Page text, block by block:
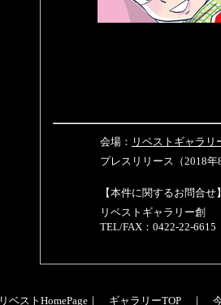
会場： リベストギャラリ
プレスリリース（2018年8
【本件に関するお問合せ】
リベストギャラリー創
TEL/FAX：0422-22-
リベストHomePage｜ ギャラリーTOP｜